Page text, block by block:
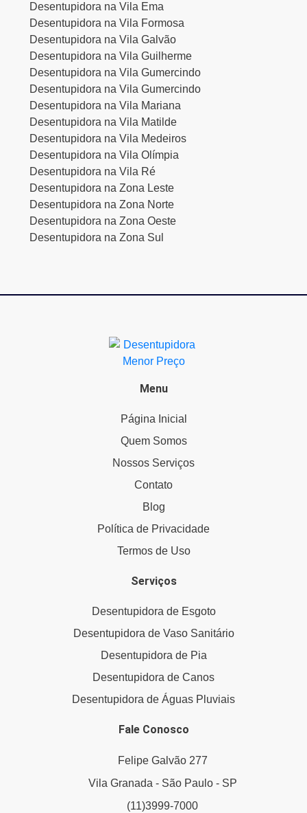
Desentupidora na Vila Ema
Desentupidora na Vila Formosa
Desentupidora na Vila Galvão
Desentupidora na Vila Guilherme
Desentupidora na Vila Gumercindo
Desentupidora na Vila Gumercindo
Desentupidora na Vila Mariana
Desentupidora na Vila Matilde
Desentupidora na Vila Medeiros
Desentupidora na Vila Olímpia
Desentupidora na Vila Ré
Desentupidora na Zona Leste
Desentupidora na Zona Norte
Desentupidora na Zona Oeste
Desentupidora na Zona Sul
Menu
Página Inicial
Quem Somos
Nossos Serviços
Contato
Blog
Política de Privacidade
Termos de Uso
Serviços
Desentupidora de Esgoto
Desentupidora de Vaso Sanitário
Desentupidora de Pia
Desentupidora de Canos
Desentupidora de Águas Pluviais
Fale Conosco
Felipe Galvão 277
Vila Granada - São Paulo - SP
(11)3999-7000